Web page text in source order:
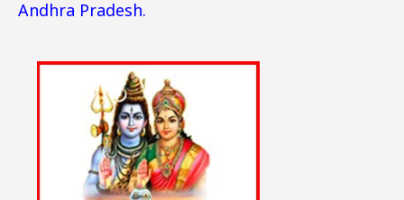
Andhra Pradesh.